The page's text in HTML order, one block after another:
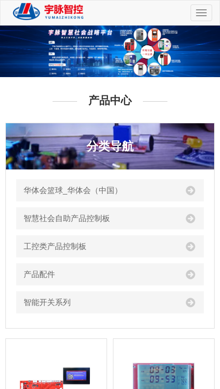
切
换
航
产品中心
分类导航
华体会篮球_华体会（中国）
智慧社会自助产品控制板
工控类产品控制板
产品配件
智能开关系列